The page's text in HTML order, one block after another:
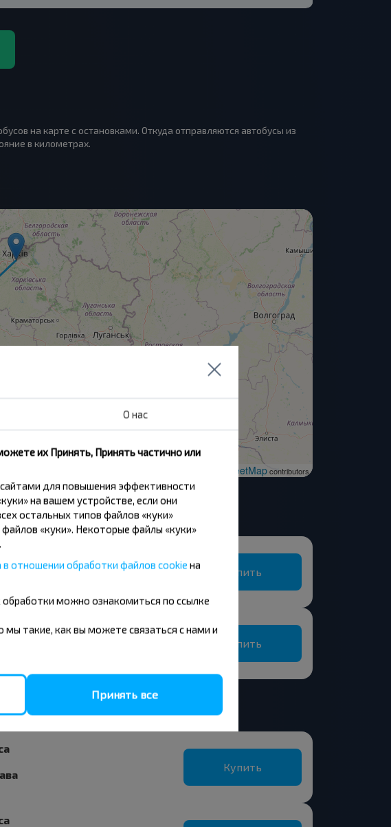
на карте с остановками. Откуда отправляются автобусы из
в километрах.
OpenStreetMapcontributors
Купить
Купить
Купить
О нас
их Принять, Принять частично или
для повышения эффективности
на вашем устройстве, если они
остальных типов файлов «куки»
«куки». Некоторые файлы «куки»
в отношении обработки файлов cookie на
обработки можно ознакомиться по ссылке
мы такие, как вы можете связаться с нами и
Принять все